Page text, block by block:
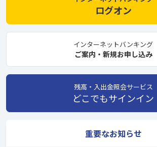
ログオン
インターネットバンキング
ご案内・新規お申し込み
残高・入出金照会サービス
どこでもサインイン
重要なお知らせ